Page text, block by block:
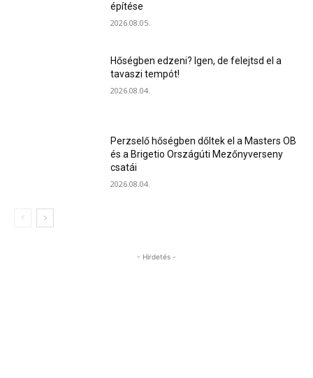
építése
2026.08.05.
Hőségben edzeni? Igen, de felejtsd el a
tavaszi tempót!
2026.08.04.
Perzselő hőségben dőltek el a Masters OB
és a Brigetio Országúti Mezőnyverseny
csatái
2026.08.04.
- Hirdetés -